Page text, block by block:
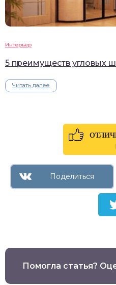
Интерьер
5 преимуществ угловых
Читать далее
Помогла статья?